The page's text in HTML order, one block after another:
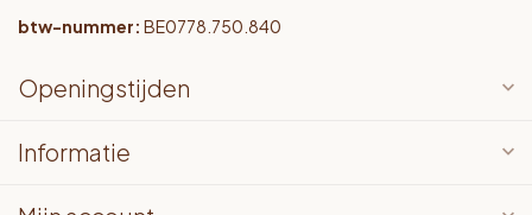
btw-nummer: BE0778.750.840
Openingstijden
Informatie